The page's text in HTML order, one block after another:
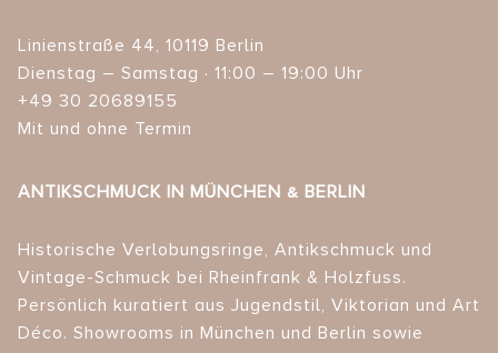
Linienstraße 44, 10119 Berlin
Dienstag – Samstag · 11:00 – 19:00 Uhr
+49 30 20689155
Mit und ohne Termin
ANTIKSCHMUCK IN MÜNCHEN & BERLIN
Historische Verlobungsringe, Antikschmuck und
Vintage-Schmuck bei Rheinfrank & Holzfuss.
Persönlich kuratiert aus Jugendstil, Viktorian und Art
Déco. Showrooms in München und Berlin sowie